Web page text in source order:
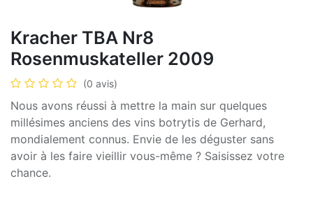
Kracher TBA Nr8
Rosenmuskateller 2009
(0 avis)
Nous avons réussi à mettre la main sur quelques
millésimes anciens des vins botrytis de Gerhard,
mondialement connus. Envie de les déguster sans
avoir à les faire vieillir vous-même ? Saisissez votre
chance.